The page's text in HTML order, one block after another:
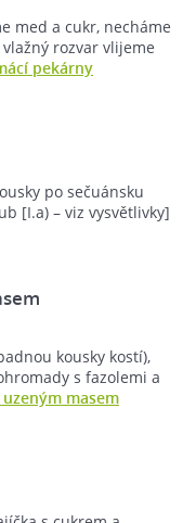
med a cukr, necháme
rozvar vlijeme
pekárny
po sečuánsku
[I.a) – viz vysvětlivky]
kousky kostí),
s fazolemi a
masem